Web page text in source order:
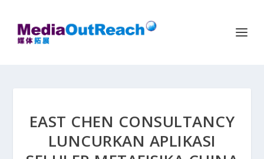
EAST CHEN CONSULTANCY
LUNCURKAN APLIKASI